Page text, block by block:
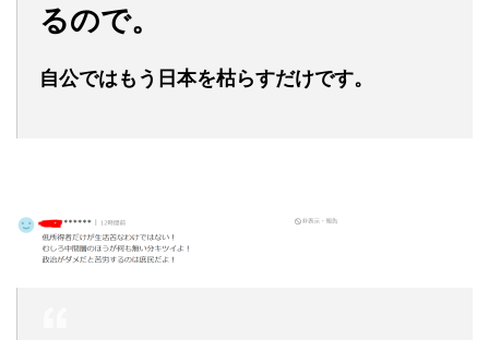
るので。
自公ではもう日本を枯らすだけです。